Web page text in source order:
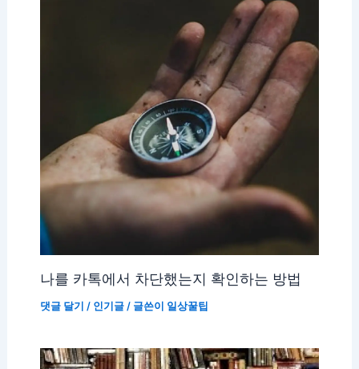
나를 카톡에서 차단했는지 확인하는 방법
댓글 달기 / 인기글/ 글쓴이 일상꿀팁